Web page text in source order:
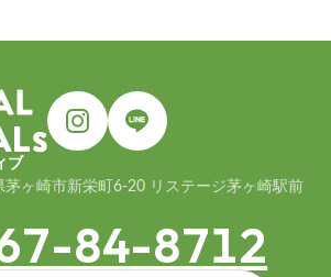
ブ
ヶ崎市新栄町6-20 リステージ茅ヶ崎駅前
84-8712